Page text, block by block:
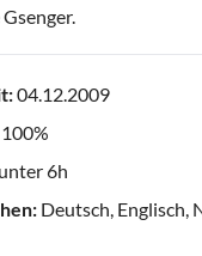
04.12.2009
100%
unter 6h
Deutsch, Englisch,